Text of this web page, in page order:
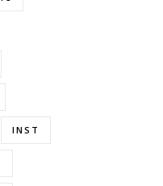
INST